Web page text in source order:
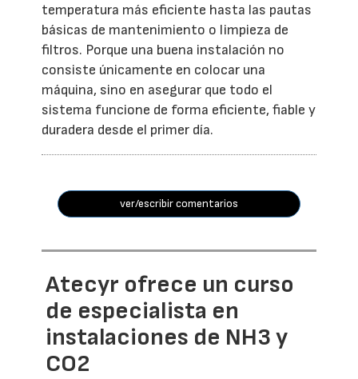
temperatura más eficiente hasta las pautas
básicas de mantenimiento o limpieza de
filtros. Porque una buena instalación no
consiste únicamente en colocar una
máquina, sino en asegurar que todo el
sistema funcione de forma eficiente, fiable y
duradera desde el primer día.
ver/escribir comentarios
Atecyr ofrece un curso
de especialista en
instalaciones de NH3 y
CO2